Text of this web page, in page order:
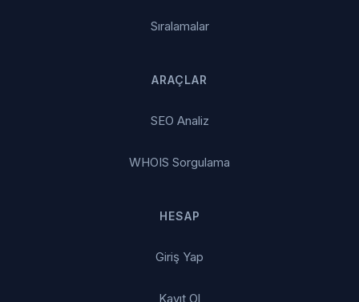
Sıralamalar
ARAÇLAR
SEO Analiz
WHOIS Sorgulama
HESAP
Giriş Yap
Kayıt Ol